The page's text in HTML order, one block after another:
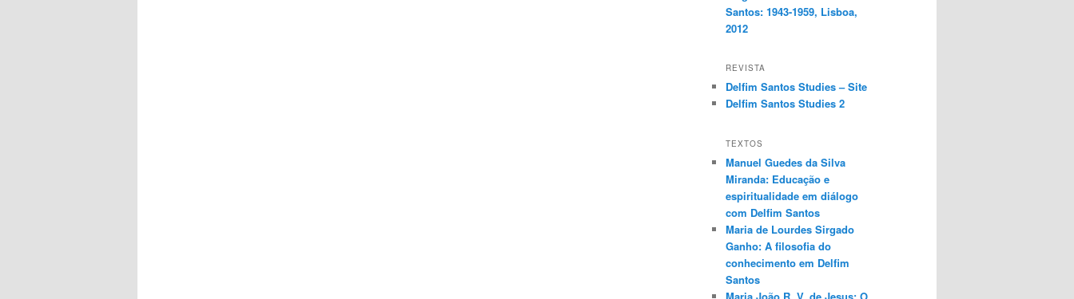
Santos: 1943-1959, Lisboa,
2012
REVISTA
Delfim Santos Studies – Site
Delfim Santos Studies 2
TEXTOS
Manuel Guedes da Silva
Miranda: Educação e
espiritualidade em diálogo
com Delfim Santos
Maria de Lourdes Sirgado
Ganho: A filosofia do
conhecimento em Delfim
Santos